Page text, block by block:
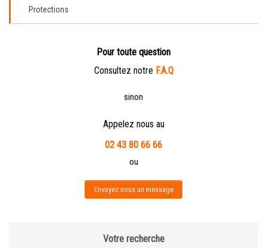
Protections
Pour toute question
Consultez notre F.A.Q
sinon
Appelez nous au
02 43 80 66 66
ou
Envoyez nous un message
Votre recherche